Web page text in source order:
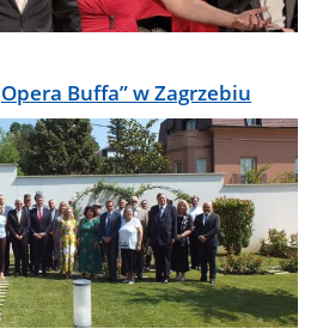
Buffa” w Zagrzebiu